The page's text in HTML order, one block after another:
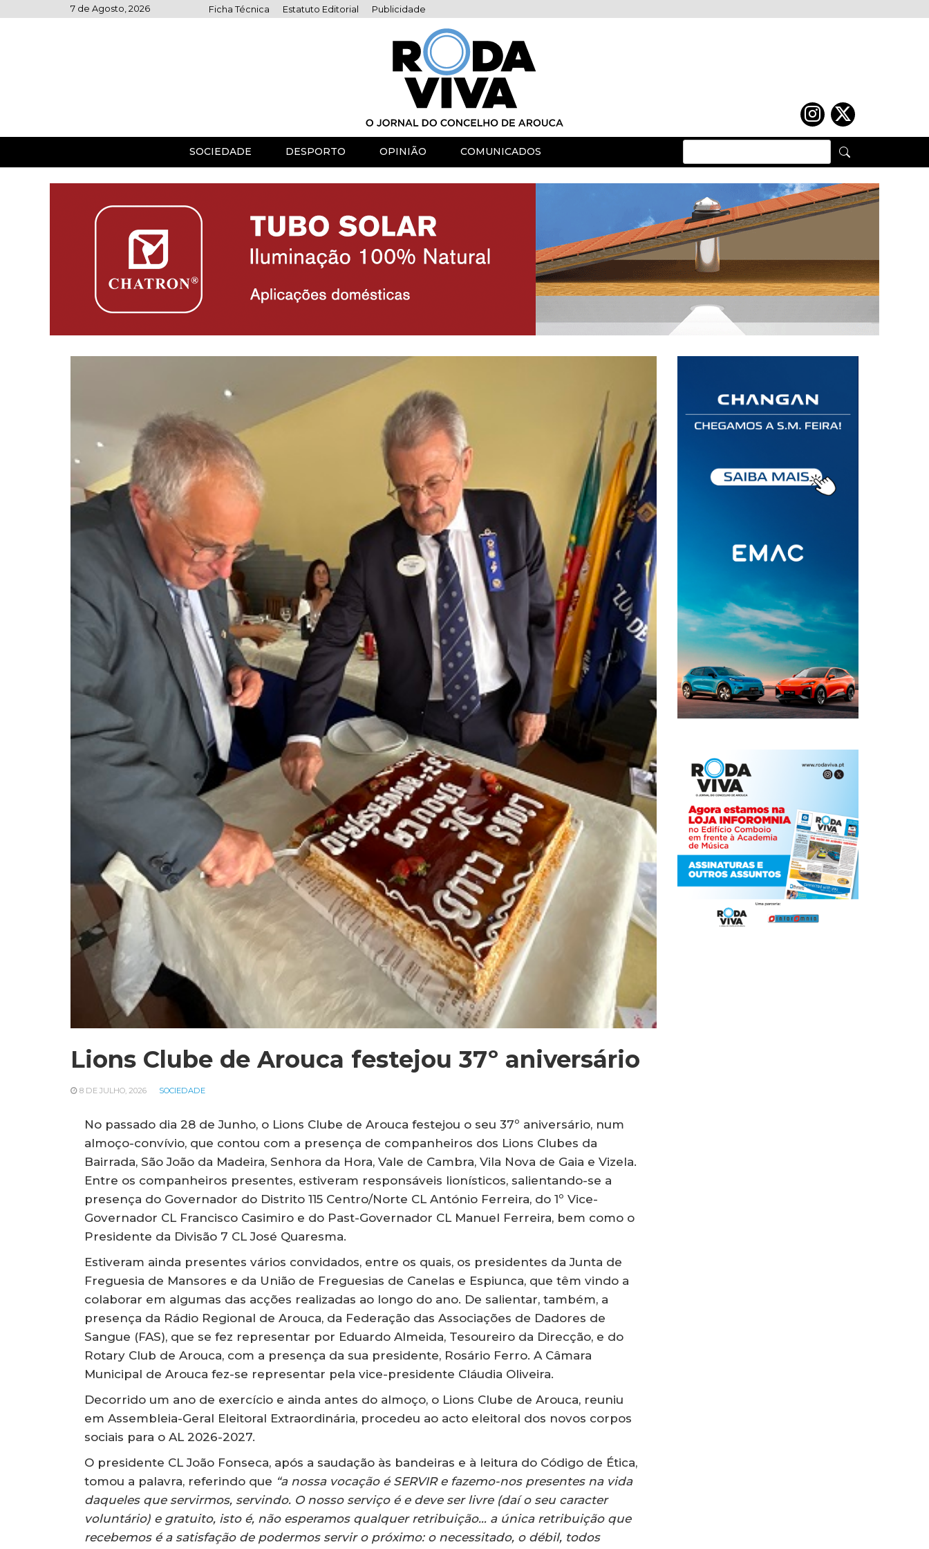
to
7 de Agosto, 2026 Ficha Técnica Estatuto Editorial Publicidade
SOCIEDADE DESPORTO OPINIÃO COMUNICADOS
Lions Clube de Arouca festejou 37º aniversário
8 DE JULHO, 2026 SOCIEDADE
No passado dia 28 de Junho, o Lions Clube de Arouca festejou o seu 37º aniversário, num
almoço-convívio, que contou com a presença de companheiros dos Lions Clubes da
Bairrada, São João da Madeira, Senhora da Hora, Vale de Cambra, Vila Nova de Gaia e Vizela.
Entre os companheiros presentes, estiveram responsáveis lionísticos, salientando-se a
presença do Governador do Distrito 115 Centro/Norte CL António Ferreira, do 1º Vice-
Governador CL Francisco Casimiro e do Past-Governador CL Manuel Ferreira, bem como o
Presidente da Divisão 7 CL José Quaresma.
Estiveram ainda presentes vários convidados, entre os quais, os presidentes da Junta de
Freguesia de Mansores e da União de Freguesias de Canelas e Espiunca, que têm vindo a
colaborar em algumas das acções realizadas ao longo do ano. De salientar, também, a
presença da Rádio Regional de Arouca, da Federação das Associações de Dadores de
Sangue (FAS), que se fez representar por Eduardo Almeida, Tesoureiro da Direcção, e do
Rotary Club de Arouca, com a presença da sua presidente, Rosário Ferro. A Câmara
Municipal de Arouca fez-se representar pela vice-presidente Cláudia Oliveira.
Decorrido um ano de exercício e ainda antes do almoço, o Lions Clube de Arouca, reuniu
em Assembleia-Geral Eleitoral Extraordinária, procedeu ao acto eleitoral dos novos corpos
sociais para o AL 2026-2027.
O presidente CL João Fonseca, após a saudação às bandeiras e à leitura do Código de Ética,
tomou a palavra, referindo que “a nossa vocação é SERVIR e fazemo-nos presentes na vida
daqueles que servirmos, servindo. O nosso serviço é e deve ser livre (daí o seu caracter
voluntário) e gratuito, isto é, não esperamos qualquer retribuição… a única retribuição que
recebemos é a satisfação de podermos servir o próximo: o necessitado, o débil, todos